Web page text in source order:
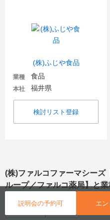
説明会の予約可 エン
(株)ふじや食品
業種 食品
本社 福井県
検討リスト登録
(株)ファルコファーマシーズ
ループ／ファルコ薬局】と
調剤薬局 京都府